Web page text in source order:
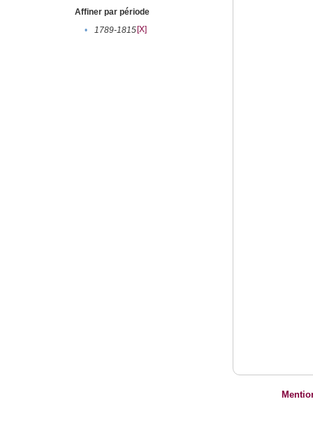
Affiner par période
•
1789-1815[X]